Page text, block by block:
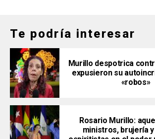
Te podría interesar
Murillo despotrica
expusieron su
«robos»
Rosario Murillo:
ministros, brujería